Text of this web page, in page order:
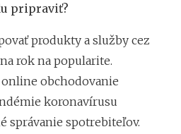
pripraviť?
produkty a služby cez
rok na popularite.
obchodovanie
koronavírusu
správanie spotrebiteľov.